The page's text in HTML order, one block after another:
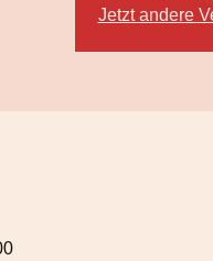
Jetzt andere